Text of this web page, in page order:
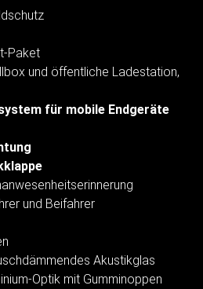
Paket
und öffentliche Ladestation,
für mobile Endgeräte
und Beifahrer
Akustikglas
Optik mit Gumminoppen